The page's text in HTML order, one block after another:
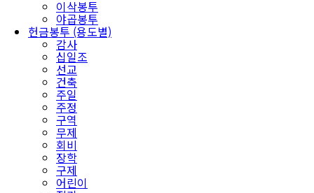
이삭봉투
야곱봉투
헌금봉투 (용도별)
감사
십일조
선교
건축
주일
주정
구역
무제
회비
장학
구제
어린이